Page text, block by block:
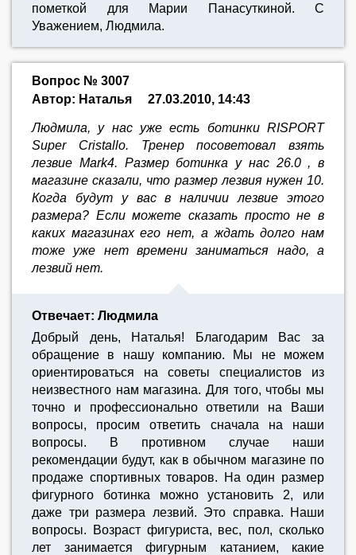
пометкой для Марии Панасуткиной. С
Уважением, Людмила.
Вопрос № 3007
Автор: Наталья
27.03.2010, 14:43
Людмила, у нас уже есть ботинки RISPORT
Super Cristallo. Тренер посоветовал взять
лезвие Mark4. Размер ботинка у нас 26.0 , в
магазине сказали, что размер лезвия нужен 10.
Когда будут у вас в наличии лезвие этого
размера? Если можете сказать просто не в
каких магазинах его нет, а ждать долго нам
тоже уже нет времени заниматься надо, а
лезвий нет.
Отвечает: Людмила
Добрый день, Наталья! Благодарим Вас за
обращение в нашу компанию. Мы не можем
ориентироваться на советы специалистов из
неизвестного нам магазина. Для того, чтобы мы
точно и профессионально ответили на Ваши
вопросы, просим ответить сначала на наши
вопросы. В противном случае наши
рекомендации будут, как в обычном магазине по
продаже спортивных товаров. На один размер
фигурного ботинка можно установить 2, или
даже три размера лезвий. Это справка. Наши
вопросы. Возраст фигуриста, вес, пол, сколько
лет занимается фигурным катанием, какие